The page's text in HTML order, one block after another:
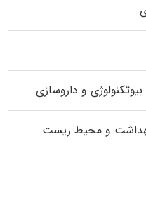
و داروسازی
و محیط زیست